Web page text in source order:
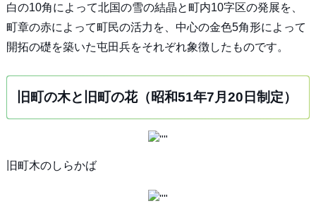
白の10角によって北国の雪の結晶と町内10字区の発展を、
町章の赤によって町民の活力を、中心の金色5角形によって
開拓の礎を築いた屯田兵をそれぞれ象徴したものです。
旧町の木と旧町の花（昭和51年7月20日制定）
旧町木のしらかば